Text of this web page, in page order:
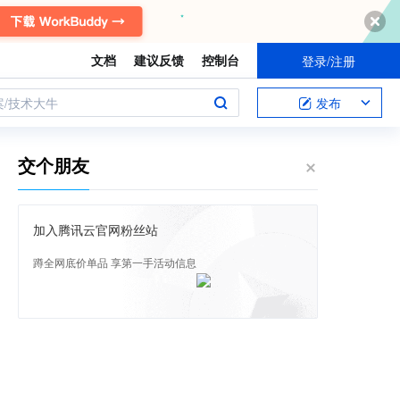
文档 建议反馈 控制台 登录/注册
/技术大牛 发布
交个朋友
加入腾讯云官网粉丝站
蹲全网底价单品 享第一手活动信息